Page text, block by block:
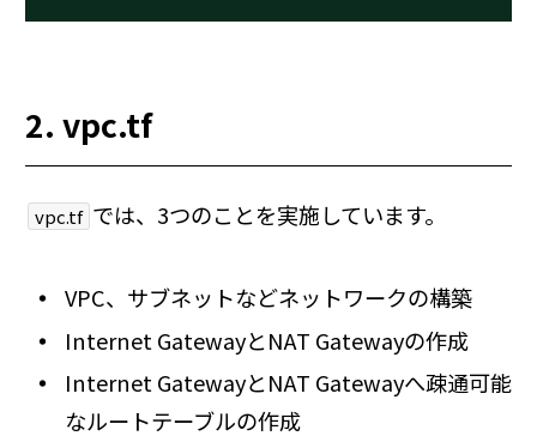
2. vpc.tf
vpc.tf では、3つのことを実施しています。
VPC、サブネットなどネットワークの構築
Internet GatewayとNAT Gatewayの作成
Internet GatewayとNAT Gatewayへ疎通可能
なルートテーブルの作成